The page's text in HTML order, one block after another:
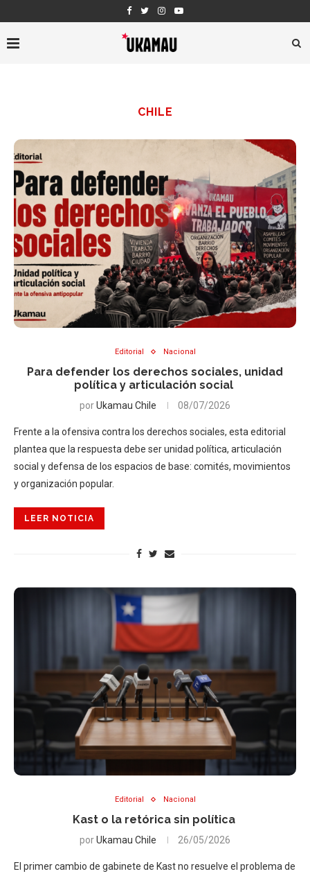
CHILE
Editorial Nacional
Para defender los derechos sociales, unidad
política y articulación social
porUkamau Chile 08/07/2026
Frente a la ofensiva contra los derechos sociales, esta editorial
plantea que la respuesta debe ser unidad política, articulación
social y defensa de los espacios de base: comités, movimientos
y organización popular.
LEER NOTICIA
Editorial Nacional
Kast o la retórica sin política
porUkamau Chile 26/05/2026
El primer cambio de gabinete de Kast no resuelve el problema de